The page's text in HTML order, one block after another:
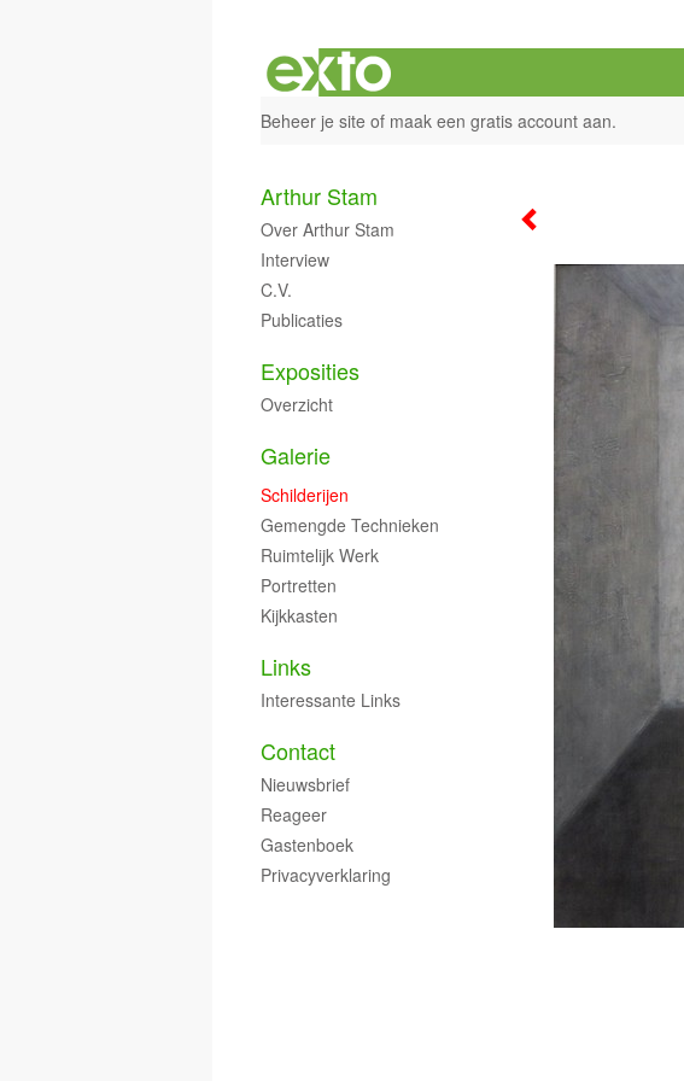
Beheer je site of maak een gratis account aan.
Arthur Stam
Over Arthur Stam
Interview
C.V.
Publicaties
Exposities
Overzicht
Galerie
Schilderijen
Gemengde Technieken
Ruimtelijk Werk
Portretten
Kijkkasten
Links
Interessante Links
Contact
Nieuwsbrief
Reageer
Gastenboek
Privacyverklaring